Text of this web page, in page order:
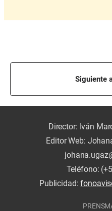
Siguiente
Director: Iván
Editor Web:
Teléfono:
Publicidad: